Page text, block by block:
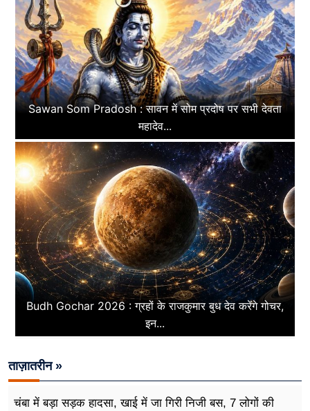
Sawan Som Pradosh : सावन में सोम प्रदोष पर सभी देवता
महादेव...
Budh Gochar 2026 : ग्रहों के राजकुमार बुध देव करेंगे गोचर,
इन...
ताज़ातरीन »
चंबा में बड़ा सड़क हादसा, खाई में जा गिरी निजी बस, 7 लोगों की